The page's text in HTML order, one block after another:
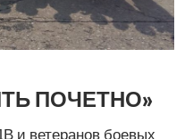
ПОЧЕТНО»
ветеранов боевых